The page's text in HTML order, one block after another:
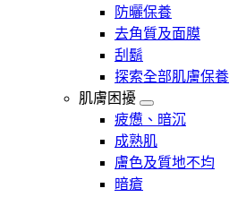
防曬保養
去角質及面膜
刮鬍
探索全部肌膚保養
肌膚困擾
疲憊、暗沉
成熟肌
膚色及質地不均
暗瘡​